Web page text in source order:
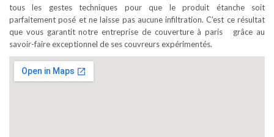
tous les gestes techniques pour que le produit étanche soit
parfaitement posé et ne laisse pas aucune infiltration. C’est ce résultat
que vous garantit notre entreprise de couverture à paris grâce au
savoir-faire exceptionnel de ses couvreurs expérimentés.